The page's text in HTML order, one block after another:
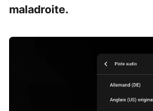
maladroite.